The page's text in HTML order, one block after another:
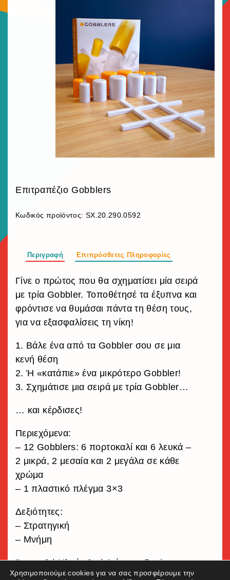
Επιτραπέζιο Gobblers
Κωδικός προϊόντος: SX.20.290.0592
Περιγραφή Επιπρόσθετες Πληροφορίες
Γίνε ο πρώτος που θα σχηματίσει μία σειρά
με τρία Gobbler. Τοποθέτησέ τα έξυπνα και
φρόντισε να θυμάσαι πάντα τη θέση τους,
για να εξασφαλίσεις τη νίκη!
1. Βάλε ένα από τα Gobbler σου σε μια
κενή θέση
2. Ή «κατάπιε» ένα μικρότερο Gobbler!
3. Σχημάτισε μια σειρά με τρία Gobbler…
… και κέρδισες!
Περιεχόμενα:
– 12 Gobblers: 6 πορτοκαλί και 6 λευκά –
2 μικρά, 2 μεσαία και 2 μεγάλα σε κάθε
χρώμα
– 1 πλαστικό πλέγμα 3×3
Δεξιότητες:
– Στρατηγική
– Μνήμη
Άτομα 2 | Ηλικία 6+ | Διάρκεια 5 min
Χρησιμοποιούμε cookies για να σας προσφέρουμε την